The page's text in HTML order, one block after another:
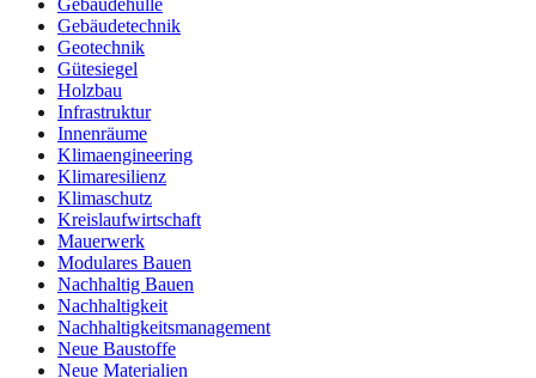
Gebäudetechnik
Geotechnik
Gütesiegel
Holzbau
Infrastruktur
Innenräume
Klimaengineering
Klimaresilienz
Klimaschutz
Kreislaufwirtschaft
Mauerwerk
Modulares Bauen
Nachhaltig Bauen
Nachhaltigkeit
Nachhaltigkeitsmanagement
Neue Baustoffe
Neue Materialien